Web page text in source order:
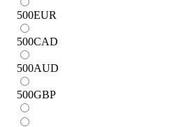
500EUR
500CAD
500AUD
500GBP